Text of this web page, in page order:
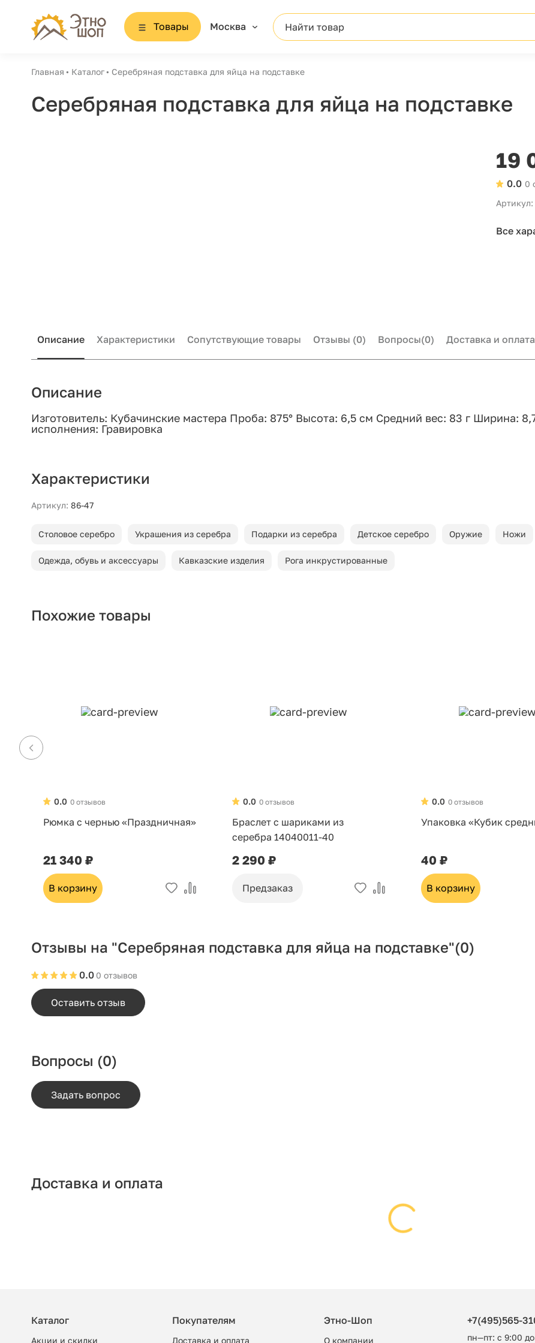
Товары Москва Найти товар
Главная Каталог Серебряная подставка для яйца на подставкe
Серебряная подставка для яйца на подставкe
19
0
0.0
Артикул:
Все
Описание Характеристики Сопутствующие товары Отзывы (0) Вопросы(0) Доставка и оплата
Описание
Изготовитель: Кубачинские мастера Проба: 875° Высота: 6,5 см Средний вес: 83 г Ширина:
исполнения: Гравировка
Характеристики
Артикул: 86-47
Столовое серебро Украшения из серебра Подарки из серебра Детское серебро Оружие Ножи
Одежда, обувь и аксессуары Кавказские изделия Рога инкрустированные
Похожие товары
0 отзывов
0.0
Рюмка с чернью «Праздничная»
21 340 ₽
В корзину
0 отзывов
0.0
Браслет с шариками из
серебра 14040011-40
2 290 ₽
Предзаказ
0 отзывов
0.0
Упаковка «Кубик
40 ₽
В корзину
Отзывы на "Серебряная подставка для яйца на подставкe"(0)
0 отзывов
0.0
Оставить отзыв
Вопросы (0)
Задать вопрос
Доставка и оплата
Каталог
Акции и скидки
Покупателям
Доставка и оплата
Этно-Шоп
О компании
+7(495)565-
пн—пт: с 9:00